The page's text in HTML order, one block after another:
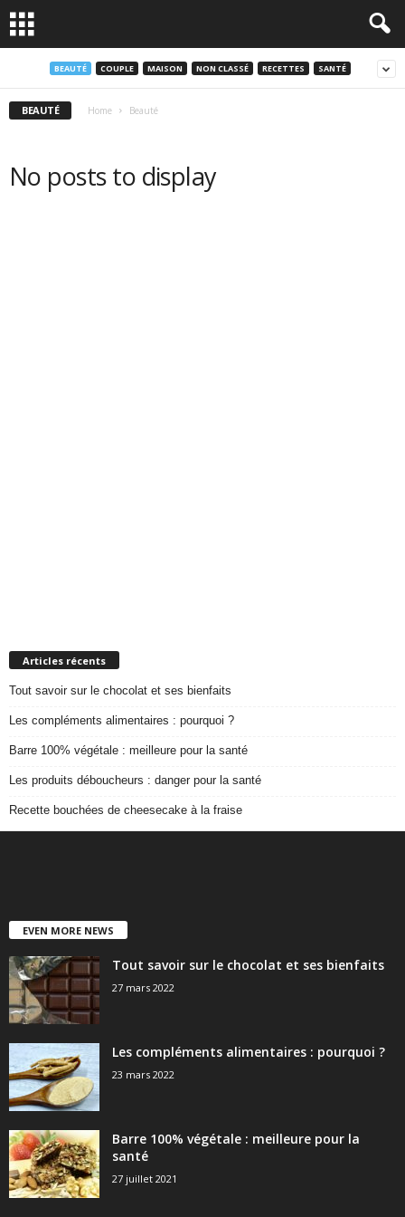
BEAUTÉ COUPLE MAISON NON CLASSÉ RECETTES SANTÉ
BEAUTÉ Home Beauté
No posts to display
Articles récents
Tout savoir sur le chocolat et ses bienfaits
Les compléments alimentaires : pourquoi ?
Barre 100% végétale : meilleure pour la santé
Les produits déboucheurs : danger pour la santé
Recette bouchées de cheesecake à la fraise
EVEN MORE NEWS
Tout savoir sur le chocolat et ses bienfaits
27 mars 2022
Les compléments alimentaires : pourquoi ?
23 mars 2022
Barre 100% végétale : meilleure pour la
santé
27 juillet 2021